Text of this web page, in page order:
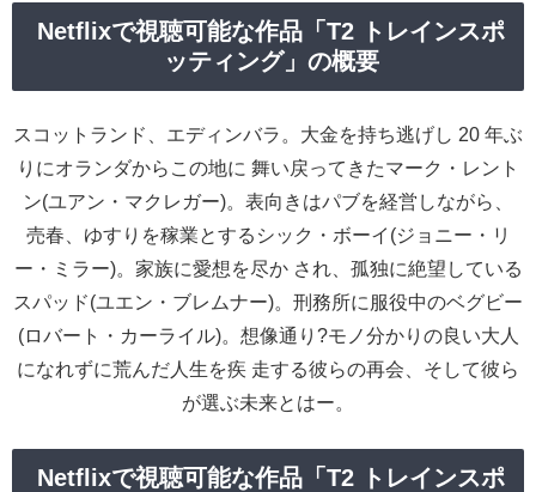
Netflixで視聴可能な作品「T2 トレインスポ
ッティング」の概要
スコットランド、エディンバラ。大金を持ち逃げし 20 年ぶ
りにオランダからこの地に 舞い戻ってきたマーク・レント
ン(ユアン・マクレガー)。表向きはパブを経営しながら、
売春、ゆすりを稼業とするシック・ボーイ(ジョニー・リ
ー・ミラー)。家族に愛想を尽か され、孤独に絶望している
スパッド(ユエン・ブレムナー)。刑務所に服役中のベグビー
(ロバート・カーライル)。想像通り?モノ分かりの良い大人
になれずに荒んだ人生を疾 走する彼らの再会、そして彼ら
が選ぶ未来とはー。
Netflixで視聴可能な作品「T2 トレインスポ